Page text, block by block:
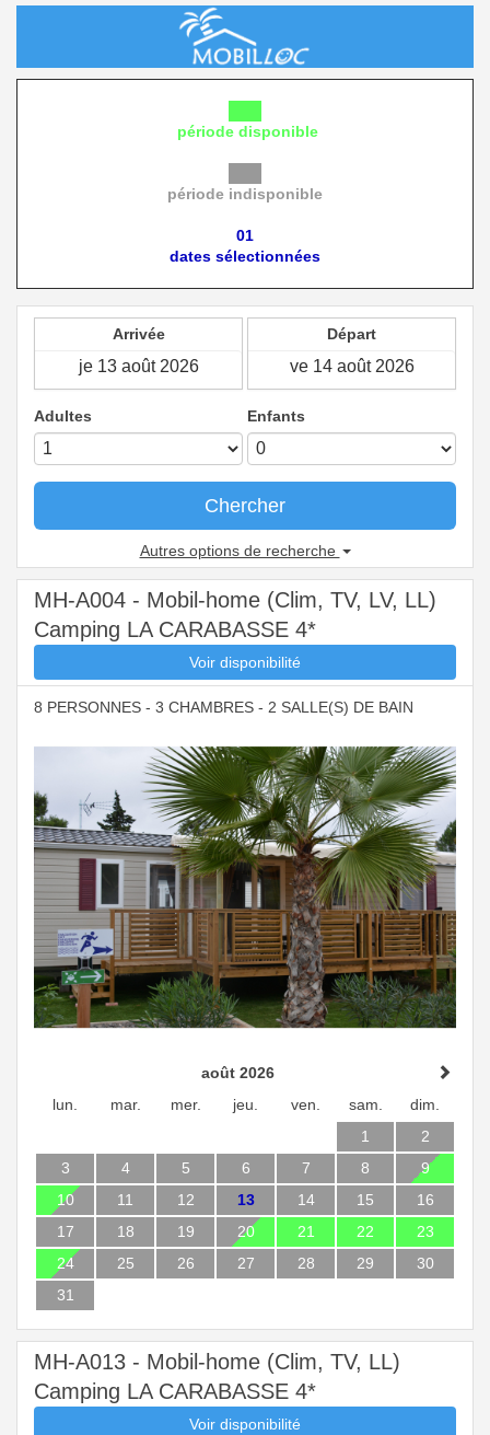
période disponible
période indisponible
01
dates sélectionnées
Arrivée Départ
Adultes Enfants
Chercher
Autres options de recherche
MH-A004 - Mobil-home (Clim, TV, LV, LL)
Camping LA CARABASSE 4*
Voir disponibilité
8 PERSONNES - 3 CHAMBRES - 2 SALLE(S) DE BAIN
août 2026
lun.
mar. mer. jeu. ven. sam.
dim.
1
2
3
4 5 6 7 8
9
10
11 12 13 14 15
16
17
18 19 20 21 22
23
24
25 26 27 28 29
30
31
MH-A013 - Mobil-home (Clim, TV, LL)
Camping LA CARABASSE 4*
Voir disponibilité